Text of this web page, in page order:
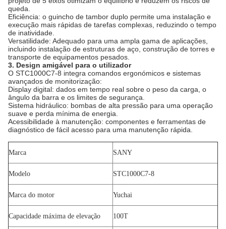
queda.
Eficiência: o guincho de tambor duplo permite uma instalação e
execução mais rápidas de tarefas complexas, reduzindo o tempo
de inatividade.
Versatilidade: Adequado para uma ampla gama de aplicações,
incluindo instalação de estruturas de aço, construção de torres e
transporte de equipamentos pesados.
3. Design amigável para o utilizador
O STC1000C7-8 integra comandos ergonómicos e sistemas
avançados de monitorização:
Display digital: dados em tempo real sobre o peso da carga, o
ângulo da barra e os limites de segurança.
Sistema hidráulico: bombas de alta pressão para uma operação
suave e perda mínima de energia.
Acessibilidade à manutenção: componentes e ferramentas de
diagnóstico de fácil acesso para uma manutenção rápida.
Marca SANY
Modelo STC1000C7-8
Marca do motor Yuchai
Capacidade máxima de elevação 100T